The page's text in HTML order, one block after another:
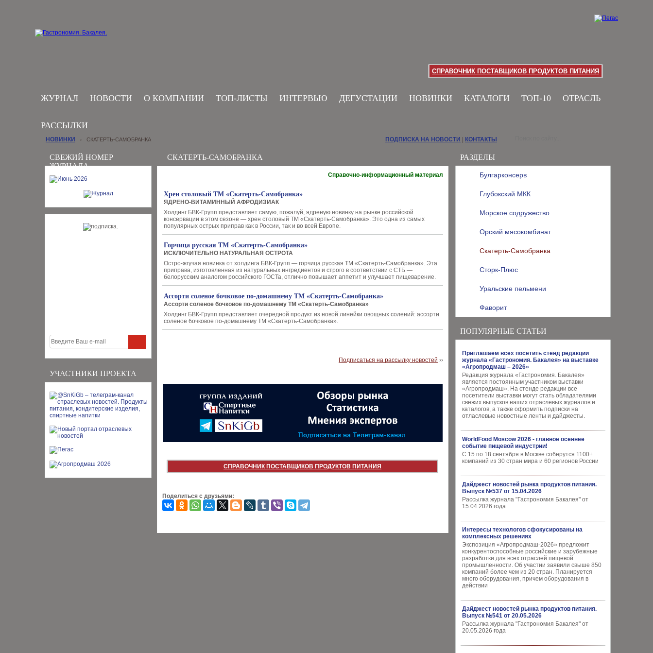
СПРАВОЧНИК ПОСТАВЩИКОВ ПРОДУКТОВ ПИТАНИЯ
ЖУРНАЛ НОВОСТИ О КОМПАНИИ ТОП-ЛИСТЫ ИНТЕРВЬЮ ДЕГУСТАЦИИ НОВИНКИ КАТАЛОГИ ТОП-10 ОТРАСЛЬ
РАССЫЛКИ
СВЕЖИЙ НОМЕР
ЖУРНАЛА
УЧАСТНИКИ ПРОЕКТА
РАЗДЕЛЫ
Булгарконсерв
Глубокский МКК
Морское содружество
Орский мясокомбинат
Скатерть-Самобранка
Сторк-Плюс
Уральские пельмени
Фаворит
ПОПУЛЯРНЫЕ СТАТЬИ
Приглашаем всех посетить стенд редакции
журнала «Гастрономия. Бакалея» на выставке
«Агропродмаш – 2026»
Редакция журнала «Гастрономия. Бакалея»
является постоянным участником выставки
«Агропродмаш». На стенде редакции все
посетители выставки могут стать обладателями
свежих выпусков наших отраслевых журналов и
каталогов, а также оформить подписки на
отласлевые новостные ленты и дайджесты.
WorldFood Moscow 2026 - главное осеннее
событие пищевой индустрии!
С 15 по 18 сентября в Москве соберутся 1100+
компаний из 30 стран мира и 60 регионов России
Дайджест новостей рынка продуктов питания.
Выпуск №537 от 15.04.2026
Рассылка журнала "Гастрономия Бакалея" от
15.04.2026 года
Интересы технологов сфокусированы на
комплексных решениях
Экспозиция «Агропродмаш-2026» предложит
конкурентоспособные российские и зарубежные
разработки для всех отраслей пищевой
промышленности. Об участии заявили свыше 850
компаний более чем из 20 стран. Планируется
много оборудования, причем оборудования в
действии
Дайджест новостей рынка продуктов питания.
Выпуск №541 от 20.05.2026
Рассылка журнала "Гастрономия Бакалея" от
20.05.2026 года
НОВИНКИ › СКАТЕРТЬ-САМОБРАНКА ПОДПИСКА НА НОВОСТИ КОНТАКТЫ
СКАТЕРТЬ-САМОБРАНКА
Справочно-информационный материал
Хрен столовый ТМ «Скатерть-Самобранка»
ЯДРЕНО-ВИТАМИННЫЙ АФРОДИЗИАК
Холдинг БВК-Групп представляет самую, пожалуй, ядреную новинку на рынке российской
консервации в этом сезоне — хрен столовый ТМ «Скатерть-Самобранка». Это одна из самых
популярных острых приправ как в России, так и во всей Европе.
Горчица русская ТМ «Скатерть-Самобранка»
ИСКЛЮЧИТЕЛЬНО НАТУРАЛЬНАЯ ОСТРОТА
Остро-жгучая новинка от холдинга БВК-Групп — горчица русская ТМ «Скатерть-Самобранка». Эта
приправа, изготовленная из натуральных ингредиентов и строго в соответствии с СТБ —
белорусским аналогом российского ГОСТа, отлично повышает аппетит и улучшает пищеварение.
Ассорти соленое бочковое по-домашнему ТМ «Скатерть-Самобранка»
Ассорти соленое бочковое по-домашнему ТМ «Скатерть-Самобранка»
Холдинг БВК-Групп представляет очередной продукт из новой линейки овощных солений: ассорти
соленое бочковое по-домашнему ТМ «Скатерть-Самобранка».
Подписаться на рассылку новостей ››
СПРАВОЧНИК ПОСТАВЩИКОВ ПРОДУКТОВ ПИТАНИЯ
Поделиться с друзьями: